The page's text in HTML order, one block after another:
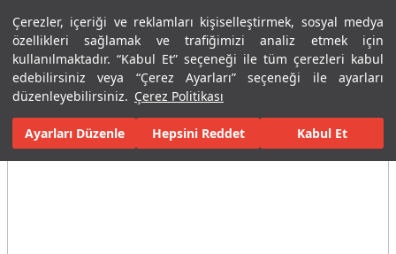
Çerezler, içeriği ve reklamları kişiselleştirmek, sosyal medya
özellikleri sağlamak ve trafiğimizi analiz etmek için
kullanılmaktadır. “Kabul Et” seçeneği ile tüm çerezleri kabul
edebilirsiniz veya “Çerez Ayarları” seçeneği ile ayarları
düzenleyebilirsiniz. Çerez Politikası
Ayarları Düzenle Hepsini Reddet Kabul Et
Menü Menü
Ana Sayfa Banyolar Armatürler Banyo Bataryaları
Tüm Görseller(3)